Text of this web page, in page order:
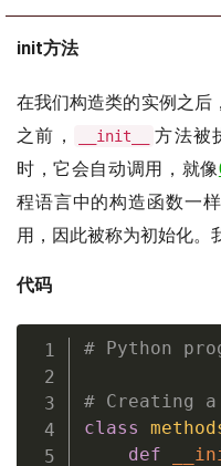
init方法
在我们构造类的实例之后
之前，
__init__
方法被
时，它会自动调用，就像
程语言中的构造函数一
用，因此被称为初始化。
代码
# Python
# Creating
class
def